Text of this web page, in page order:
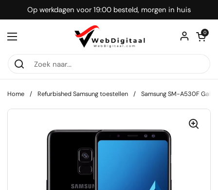
Ga naar content
Op werkdagen voor 19:00 besteld, morgen in huis
Menu openen
0
Home / Refurbished Samsung toestellen / Samsung SM-A530F